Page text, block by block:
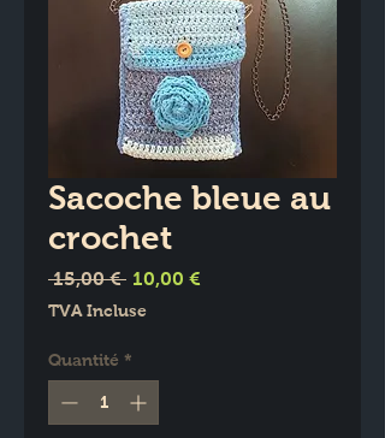
Sacoche bleue au
crochet
15,00 € Prix
10,00 €
TVA Incluse
Quantité *